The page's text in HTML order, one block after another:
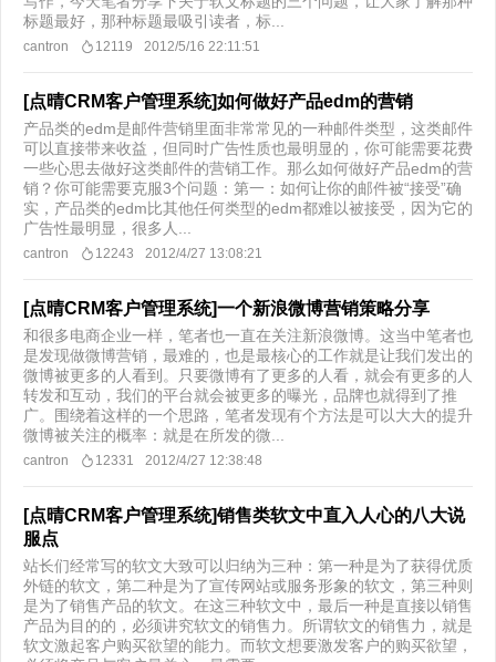
标题最好，那种标题最吸引读者，标...
cantron 12119 2012/5/16 22:11:51
[点晴CRM客户管理系统]如何做好产品edm的营销
产品类的edm是邮件营销里面非常常见的一种邮件类型，这类邮件
可以直接带来收益，但同时广告性质也最明显的，你可能需要花费
一些心思去做好这类邮件的营销工作。那么如何做好产品edm的营
销？你可能需要克服3个问题：第一：如何让你的邮件被“接受”确
实，产品类的edm比其他任何类型的edm都难以被接受，因为它的
广告性最明显，很多人...
cantron 12243 2012/4/27 13:08:21
[点晴CRM客户管理系统]一个新浪微博营销策略分享
和很多电商企业一样，笔者也一直在关注新浪微博。这当中笔者也
是发现做微博营销，最难的，也是最核心的工作就是让我们发出的
微博被更多的人看到。只要微博有了更多的人看，就会有更多的人
转发和互动，我们的平台就会被更多的曝光，品牌也就得到了推
广。围绕着这样的一个思路，笔者发现有个方法是可以大大的提升
微博被关注的概率：就是在所发的微...
cantron 12331 2012/4/27 12:38:48
[点晴CRM客户管理系统]销售类软文中直入人心的八大说
服点
站长们经常写的软文大致可以归纳为三种：第一种是为了获得优质
外链的软文，第二种是为了宣传网站或服务形象的软文，第三种则
是为了销售产品的软文。在这三种软文中，最后一种是直接以销售
产品为目的的，必须讲究软文的销售力。所谓软文的销售力，就是
软文激起客户购买欲望的能力。而软文想要激发客户的购买欲望，